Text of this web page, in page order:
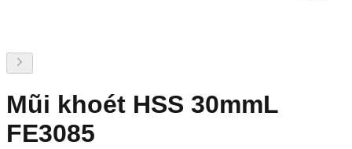
Mũi khoét HSS 30mmL
FE3085